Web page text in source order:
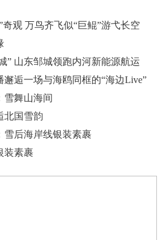
观 万鸟齐飞似“巨鲲”游弋长空
” 山东邹城领跑内河新能源航运
邂逅一场与海鸥同框的“海边Live”
雪舞山海间
北国雪韵
雪后海岸线银装素裹
装素裹